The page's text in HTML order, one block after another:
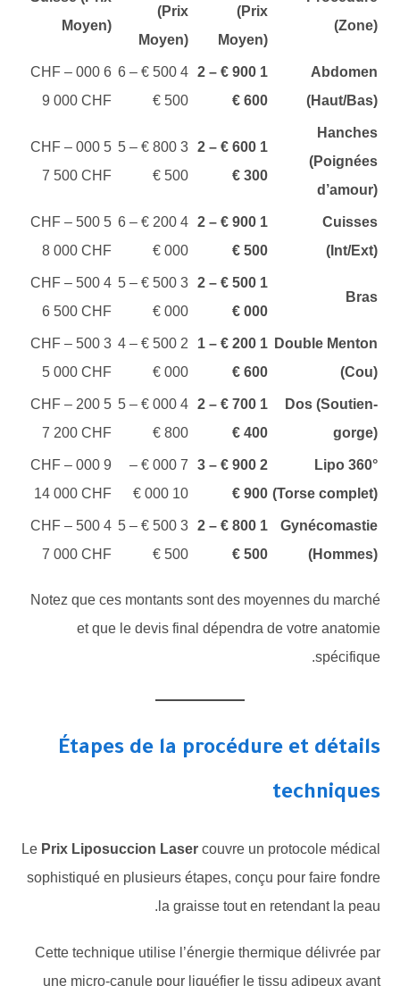
(Zone)
(Prix
Moyen)
(Prix
Moyen)
Moyen)
Abdomen
(Haut/Bas)
1 900 € – 2
600 €
4 500 € – 6
500 €
6 000 CHF –
9 000 CHF
Hanches
(Poignées
d’amour)
1 600 € – 2
300 €
3 800 € – 5
500 €
5 000 CHF –
7 500 CHF
Cuisses
(Int/Ext)
1 900 € – 2
500 €
4 200 € – 6
000 €
5 500 CHF –
8 000 CHF
Bras
1 500 € – 2
000 €
3 500 € – 5
000 €
4 500 CHF –
6 500 CHF
Double Menton
(Cou)
1 200 € – 1
600 €
2 500 € – 4
000 €
3 500 CHF –
5 000 CHF
Dos (Soutien-
gorge)
1 700 € – 2
400 €
4 000 € – 5
800 €
5 200 CHF –
7 200 CHF
Lipo 360°
(Torse complet)
2 900 € – 3
900 €
7 000 € –
9 000 CHF –
14 000 CHF
Gynécomastie
(Hommes)
1 800 € – 2
500 €
3 500 € – 5
500 €
4 500 CHF –
7 000 CHF
Notez que ces montants sont des moyennes du marché
et que le devis final dépendra de votre anatomie
spécifique.
Étapes de la procédure et détails
techniques
LePrix Liposuccion Lasercouvre un protocole médical
sophistiqué en plusieurs étapes, conçu pour faire fondre
la graisse tout en retendant la peau.
Cette technique utilise l’énergie thermique délivrée par
une micro-canule pour liquéfier le tissu adipeux avant